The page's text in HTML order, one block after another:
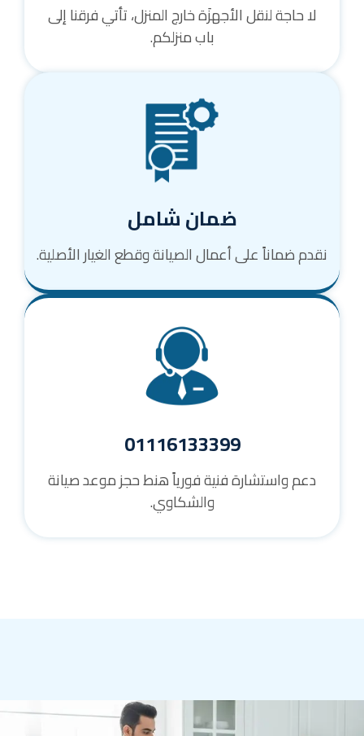
لا حاجة لنقل الأجهزَة خارج المنزل، تأتي فرقنا إلى
باب منزلكم.
ضمان شامل
نقدم ضماناً على أعمال الصيانة وقطع الغيار الأصلية.
01116133399
دعم واستشارة فنية فورياً هنط حجز موعد صيانة
والشكاوي.